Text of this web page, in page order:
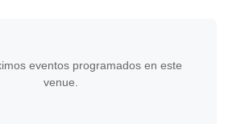
eventos programados en este
venue.